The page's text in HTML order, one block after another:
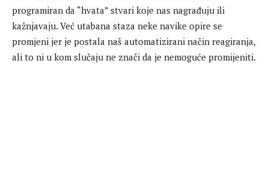
programiran da “hvata” stvari koje nas nagrađuju ili
kažnjavaju. Već utabana staza neke navike opire se
promjeni jer je postala naš automatizirani način reagiranja,
ali to ni u kom slučaju ne znači da je nemoguće promijeniti.